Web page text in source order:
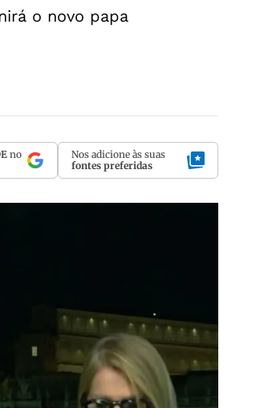
o novo papa
no
Nos adicione às suas
fontes preferidas